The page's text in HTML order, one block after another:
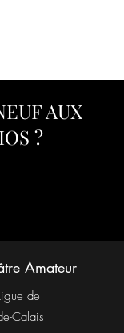
AUX
?
Amateur
de
Calais